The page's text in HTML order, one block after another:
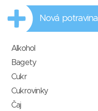
Nová potravina
Alkohol
Bagety
Cukr
Cukrovinky
Čaj